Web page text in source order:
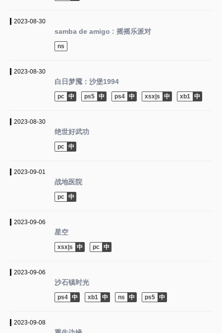
2023-08-30
samba de amigo : 摇摇乐派对
ns
2023-08-30
白日梦魇：沙堡1994
pc ps5 ps4 xsx|s xb1
2023-08-30
绝世好武功
pc
2023-09-01
战地医院
pc
2023-09-06
星空
xsx|s pc
2023-09-06
沙石镇时光
ps4 xb1 ns ps5
2023-09-08